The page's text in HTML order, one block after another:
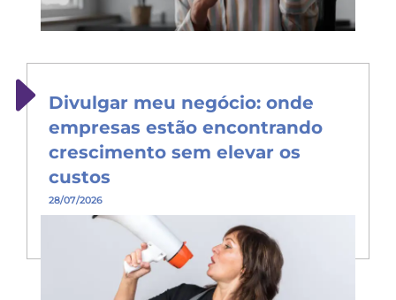
Divulgar meu negócio: onde
empresas estão encontrando
crescimento sem elevar os
custos
28/07/2026